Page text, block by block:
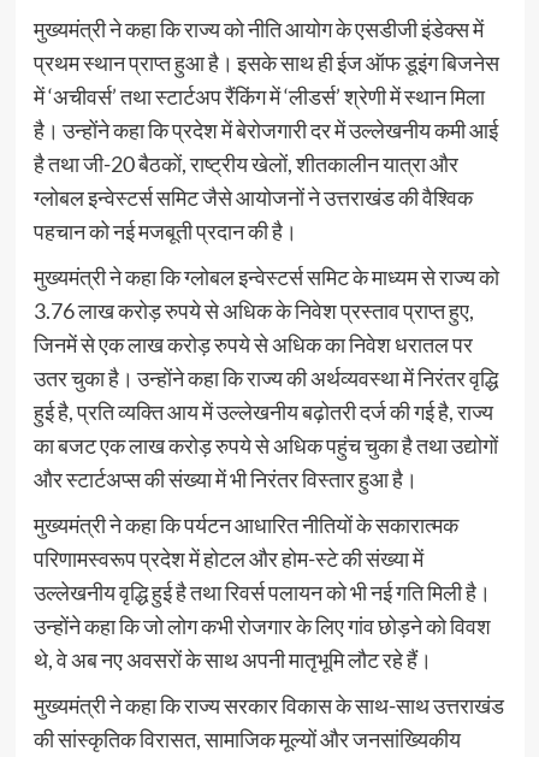
मुख्यमंत्री ने कहा कि राज्य को नीति आयोग के एसडीजी इंडेक्स में
प्रथम स्थान प्राप्त हुआ है। इसके साथ ही ईज ऑफ डूइंग बिजनेस
में ‘अचीवर्स’ तथा स्टार्टअप रैंकिंग में ‘लीडर्स’ श्रेणी में स्थान मिला
है। उन्होंने कहा कि प्रदेश में बेरोजगारी दर में उल्लेखनीय कमी आई
है तथा जी-20 बैठकों, राष्ट्रीय खेलों, शीतकालीन यात्रा और
ग्लोबल इन्वेस्टर्स समिट जैसे आयोजनों ने उत्तराखंड की वैश्विक
पहचान को नई मजबूती प्रदान की है।
मुख्यमंत्री ने कहा कि ग्लोबल इन्वेस्टर्स समिट के माध्यम से राज्य को
3.76 लाख करोड़ रुपये से अधिक के निवेश प्रस्ताव प्राप्त हुए,
जिनमें से एक लाख करोड़ रुपये से अधिक का निवेश धरातल पर
उतर चुका है। उन्होंने कहा कि राज्य की अर्थव्यवस्था में निरंतर वृद्धि
हुई है, प्रति व्यक्ति आय में उल्लेखनीय बढ़ोतरी दर्ज की गई है, राज्य
का बजट एक लाख करोड़ रुपये से अधिक पहुंच चुका है तथा उद्योगों
और स्टार्टअप्स की संख्या में भी निरंतर विस्तार हुआ है।
मुख्यमंत्री ने कहा कि पर्यटन आधारित नीतियों के सकारात्मक
परिणामस्वरूप प्रदेश में होटल और होम-स्टे की संख्या में
उल्लेखनीय वृद्धि हुई है तथा रिवर्स पलायन को भी नई गति मिली है।
उन्होंने कहा कि जो लोग कभी रोजगार के लिए गांव छोड़ने को विवश
थे, वे अब नए अवसरों के साथ अपनी मातृभूमि लौट रहे हैं।
मुख्यमंत्री ने कहा कि राज्य सरकार विकास के साथ-साथ उत्तराखंड
की सांस्कृतिक विरासत, सामाजिक मूल्यों और जनसांख्यिकीय